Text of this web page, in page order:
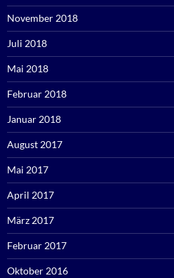
November 2018
Juli 2018
Mai 2018
Februar 2018
Januar 2018
August 2017
Mai 2017
April 2017
März 2017
Februar 2017
Oktober 2016